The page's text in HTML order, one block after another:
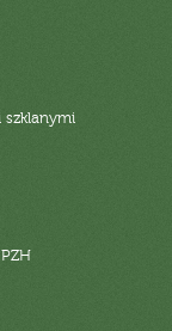
szklanymi